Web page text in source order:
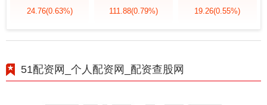
24.76(0.63%) 111.88(0.79%) 19.26(0.55%)
51配资网_个人配资网_配资查股网